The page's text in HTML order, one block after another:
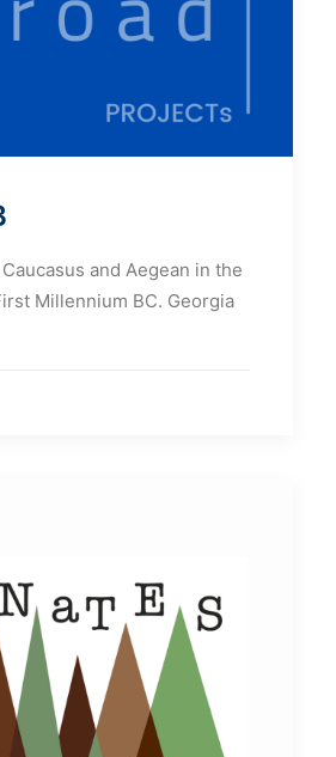
Caucasus and Aegean in the
Millennium BC. Georgia